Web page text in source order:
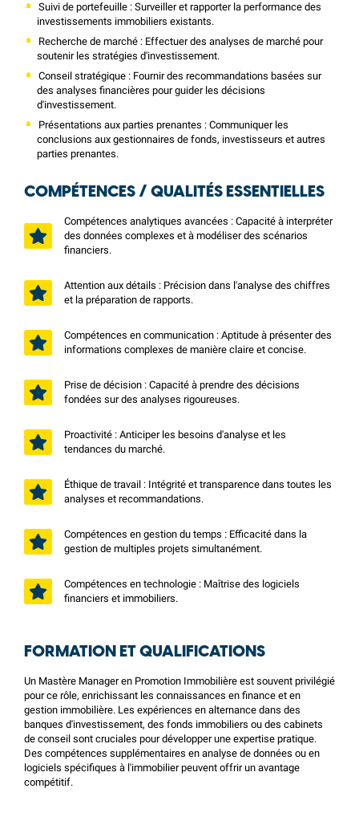
Suivi de portefeuille : Surveiller et rapporter la performance des
investissements immobiliers existants.
Recherche de marché : Effectuer des analyses de marché pour
soutenir les stratégies d'investissement.
Conseil stratégique : Fournir des recommandations basées sur
des analyses financières pour guider les décisions
d'investissement.
Présentations aux parties prenantes : Communiquer les
conclusions aux gestionnaires de fonds, investisseurs et autres
parties prenantes.
COMPÉTENCES / QUALITÉS ESSENTIELLES
Compétences analytiques avancées : Capacité à interpréter
des données complexes et à modéliser des scénarios
financiers.
Attention aux détails : Précision dans l'analyse des chiffres
et la préparation de rapports.
Compétences en communication : Aptitude à présenter des
informations complexes de manière claire et concise.
Prise de décision : Capacité à prendre des décisions
fondées sur des analyses rigoureuses.
Proactivité : Anticiper les besoins d'analyse et les
tendances du marché.
Éthique de travail : Intégrité et transparence dans toutes les
analyses et recommandations.
Compétences en gestion du temps : Efficacité dans la
gestion de multiples projets simultanément.
Compétences en technologie : Maîtrise des logiciels
financiers et immobiliers.
FORMATION ET QUALIFICATIONS
Un Mastère Manager en Promotion Immobilière est souvent privilégié
pour ce rôle, enrichissant les connaissances en finance et en
gestion immobilière. Les expériences en alternance dans des
banques d'investissement, des fonds immobiliers ou des cabinets
de conseil sont cruciales pour développer une expertise pratique.
Des compétences supplémentaires en analyse de données ou en
logiciels spécifiques à l'immobilier peuvent offrir un avantage
compétitif.